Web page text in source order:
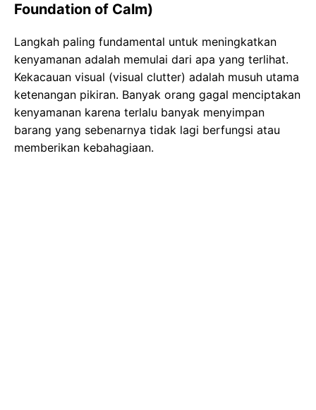
Foundation of Calm)
Langkah paling fundamental untuk meningkatkan
kenyamanan adalah memulai dari apa yang terlihat.
Kekacauan visual (visual clutter) adalah musuh utama
ketenangan pikiran. Banyak orang gagal menciptakan
kenyamanan karena terlalu banyak menyimpan
barang yang sebenarnya tidak lagi berfungsi atau
memberikan kebahagiaan.